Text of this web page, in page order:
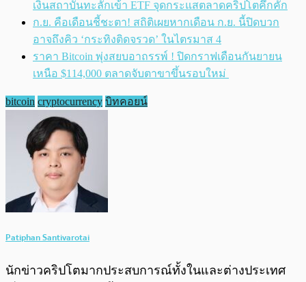
เงินสถาบันทะลักเข้า ETF จุดกระแสตลาดคริปโตคึกคัก
ก.ย. คือเดือนชี้ชะตา! สถิติเผยหากเดือน ก.ย. นี้ปิดบวก
อาจถึงคิว ‘กระทิงติดจรวด’ ในไตรมาส 4
ราคา Bitcoin พุ่งสยบอาถรรพ์ ! ปิดกราฟเดือนกันยายน
เหนือ $114,000 ตลาดจับตาขาขึ้นรอบใหม่
bitcoin cryptocurrency บิทคอยน์
Patiphan Santivarotai
นักข่าวคริปโตมากประสบการณ์ทั้งในและต่างประเทศ